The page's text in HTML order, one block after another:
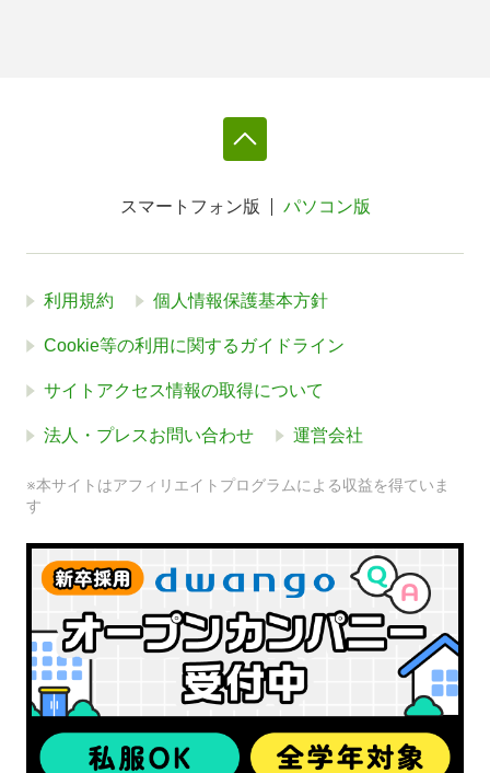
スマートフォン版 パソコン版
利用規約 個人情報保護基本方針
Cookie等の利用に関するガイドライン
サイトアクセス情報の取得について
法人・プレスお問い合わせ 運営会社
※本サイトはアフィリエイトプログラムによる収益を得ていま
す